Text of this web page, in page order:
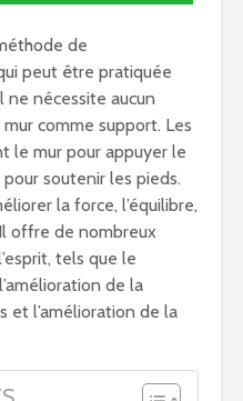
de
peut être pratiquée
nécessite aucun
comme support. Les
le mur pour appuyer le
soutenir les pieds.
la force, l’équilibre,
offre de nombreux
tels que le
de la
et l’amélioration de la